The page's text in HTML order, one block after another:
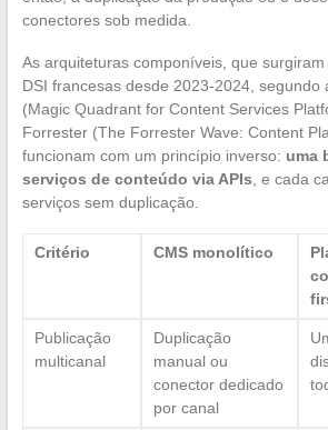
conectores sob medida.
As arquiteturas componíveis, que
DSI francesas desde 2023-2024, segundo
(Magic Quadrant for Content Services
Forrester (The Forrester Wave: Content
funcionam com um princípio inverso: uma
serviços de conteúdo via APIs , e cada
serviços sem duplicação.
Critério CMS monolítico
Publicação
multicanal
Duplicação
manual ou
conector dedicado
por canal